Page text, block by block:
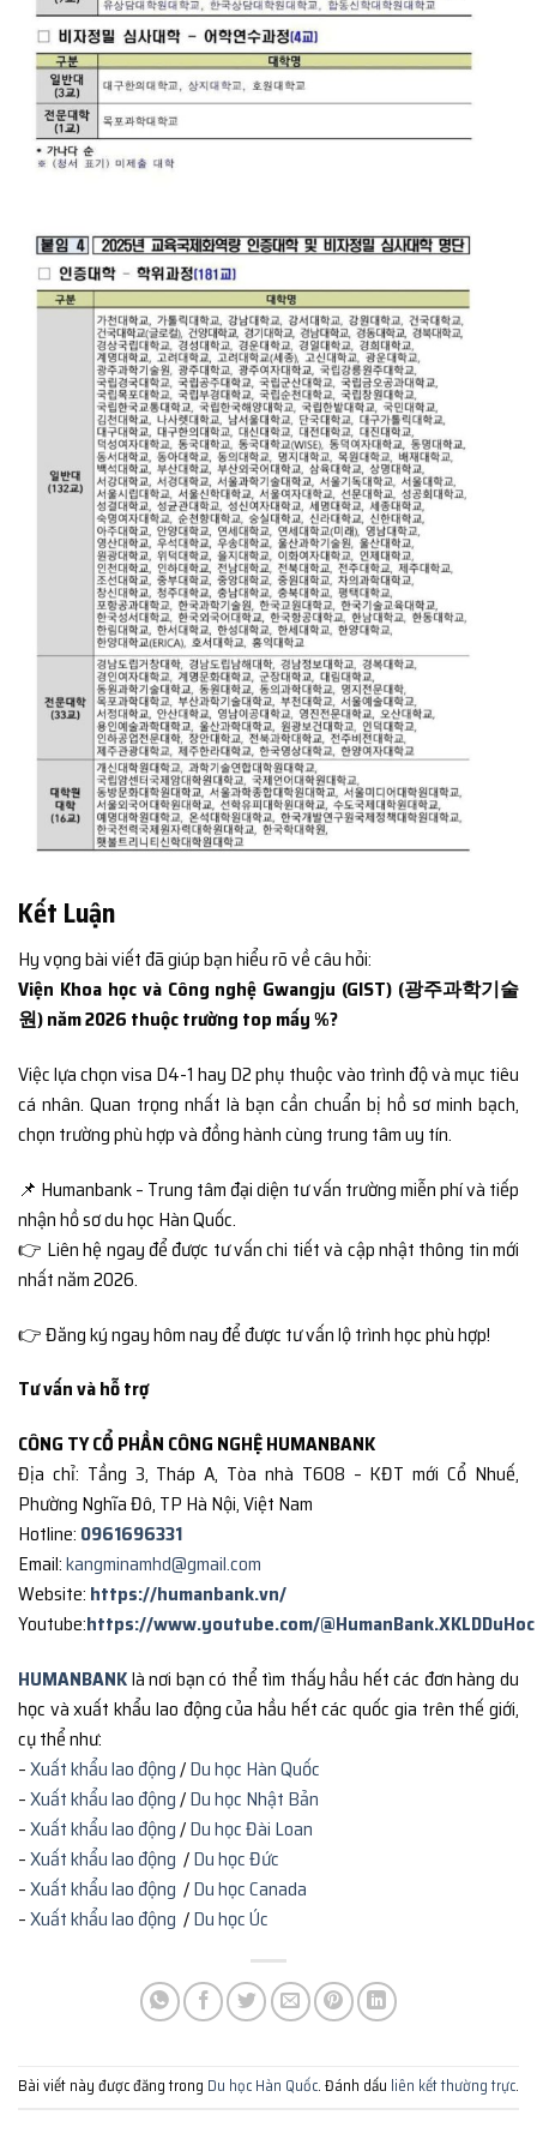
Kết Luận
Hy vọng bài viết đã giúp bạn hiểu rõ về câu hỏi:
Viện Khoa học và Công nghệ Gwangju (GIST) (광주과학기술
원) năm 2026 thuộc trường top mấy %?
Việc lựa chọn visa D4-1 hay D2 phụ thuộc vào trình độ và mục tiêu
cá nhân. Quan trọng nhất là bạn cần chuẩn bị hồ sơ minh bạch,
chọn trường phù hợp và đồng hành cùng trung tâm uy tín.
📌 Humanbank – Trung tâm đại diện tư vấn trường miễn phí và tiếp
nhận hồ sơ du học Hàn Quốc.
👉 Liên hệ ngay để được tư vấn chi tiết và cập nhật thông tin mới
nhất năm 2026.
👉 Đăng ký ngay hôm nay để được tư vấn lộ trình học phù hợp!
Tư vấn và hỗ trợ
CÔNG TY CỔ PHẦN CÔNG NGHỆ HUMANBANK
Địa chỉ: Tầng 3, Tháp A, Tòa nhà T608 – KĐT mới Cổ Nhuế,
Phường Nghĩa Đô, TP Hà Nội, Việt Nam
Hotline: 0961696331
Email:kangminamhd@gmail.com
Website: https://humanbank.vn/
Youtube:https://www.youtube.com/@HumanBank.XKLDDuHoc
HUMANBANKlà nơi bạn có thể tìm thấy hầu hết các đơn hàng du
học và xuất khẩu lao động của hầu hết các quốc gia trên thế giới,
cụ thể như:
–Xuất khẩu lao động/Du học Hàn Quốc
–Xuất khẩu lao động/Du học Nhật Bản
–Xuất khẩu lao động/Du học Đài Loan
–Xuất khẩu lao động /Du học Đức
–Xuất khẩu lao động /Du học Canada
–Xuất khẩu lao động /Du học Úc
Bài viết này được đăng trong Du học Hàn Quốc. Đánh dấu liên kết thường trực.